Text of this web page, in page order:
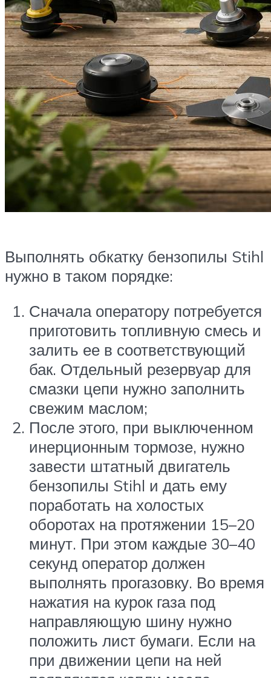
Выполнять обкатку бензопилы Stihl
нужно в таком порядке:
Сначала оператору потребуется
приготовить топливную смесь и
залить ее в соответствующий
бак. Отдельный резервуар для
смазки цепи нужно заполнить
свежим маслом;
После этого, при выключенном
инерционным тормозе, нужно
завести штатный двигатель
бензопилы Stihl и дать ему
поработать на холостых
оборотах на протяжении 15–20
минут. При этом каждые 30–40
секунд оператор должен
выполнять прогазовку. Во время
нажатия на курок газа под
направляющую шину нужно
положить лист бумаги. Если на
при движении цепи на ней